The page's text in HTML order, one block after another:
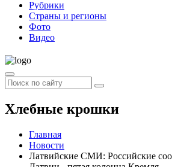
Рубрики
Страны и регионы
Фото
Видео
Хлебные крошки
Главная
Новости
Латвийские СМИ: Российские